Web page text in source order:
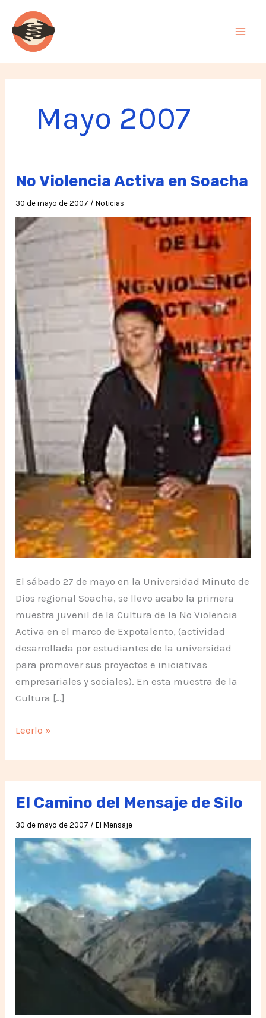
contenido
Mayo 2007
No Violencia Activa en Soacha
30 de mayo de 2007 /Noticias
El sábado 27 de mayo en la Universidad Minuto de
Dios regional Soacha, se llevo acabo la primera
muestra juvenil de la Cultura de la No Violencia
Activa en el marco de Expotalento, (actividad
desarrollada por estudiantes de la universidad
para promover sus proyectos e iniciativas
empresariales y sociales). En esta muestra de la
Cultura […]
No
Activa
en
Soacha
Leerlo »
El Camino del Mensaje de Silo
30 de mayo de 2007 /El Mensaje